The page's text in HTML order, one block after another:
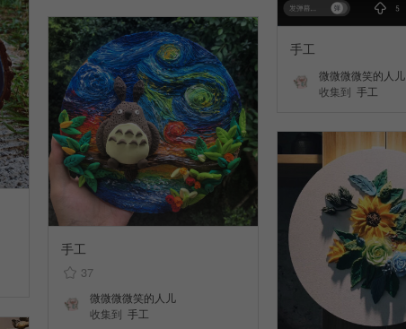
手工
微微微微笑的人儿
收集到 手工
手工
37
微微微微笑的人儿
收集到 手工